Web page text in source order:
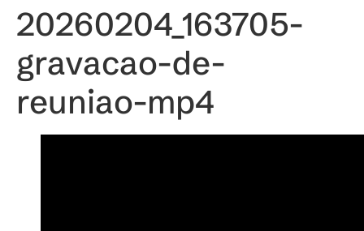
20260204_163705-
gravacao-de-
reuniao-mp4